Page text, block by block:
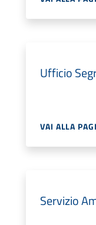
Ufficio
VAI ALLA
Servizio